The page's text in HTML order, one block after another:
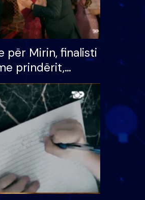
për Mirin, finalisti
prindërit,
bashkëshorten:
letër divorci